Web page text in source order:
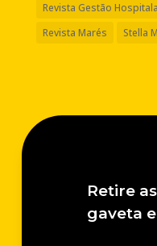
Revista Gestão
Revista Marés
Stella
Retire
gaveta